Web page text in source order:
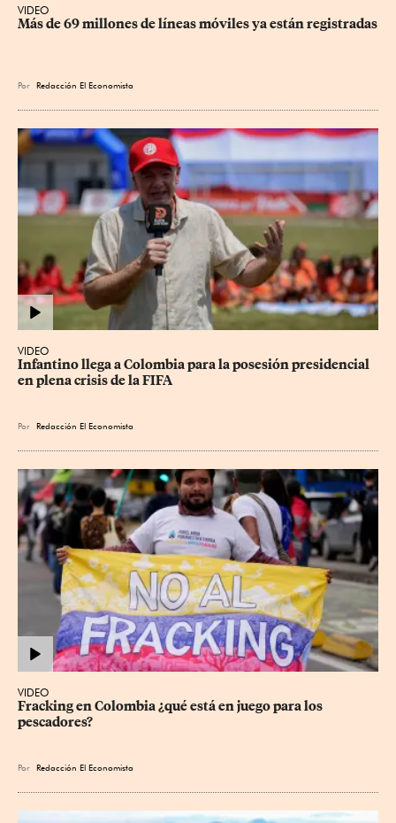
VIDEO
Más de 69 millones de líneas móviles ya están registradas
Por Redacción El Economista
VIDEO
Infantino llega a Colombia para la posesión presidencial
en plena crisis de la FIFA
Por Redacción El Economista
VIDEO
Fracking en Colombia ¿qué está en juego para los
pescadores?
Por Redacción El Economista